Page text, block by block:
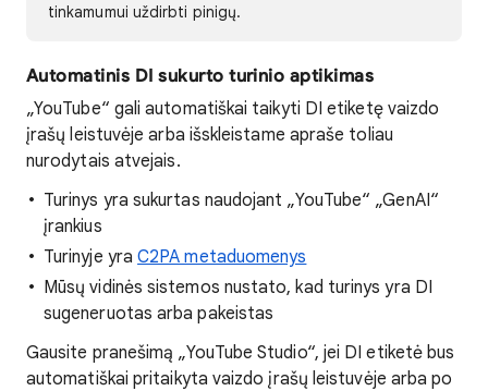
tinkamumui uždirbti pinigų.
Automatinis DI sukurto turinio aptikimas
„YouTube“ gali automatiškai taikyti DI etiketę vaizdo
įrašų leistuvėje arba išskleistame apraše toliau
nurodytais atvejais.
Turinys yra sukurtas naudojant „YouTube“ „GenAI“
įrankius
Turinyje yraC2PA metaduomenys
Mūsų vidinės sistemos nustato, kad turinys yra DI
sugeneruotas arba pakeistas
Gausite pranešimą „YouTube Studio“, jei DI etiketė bus
automatiškai pritaikyta vaizdo įrašų leistuvėje arba po